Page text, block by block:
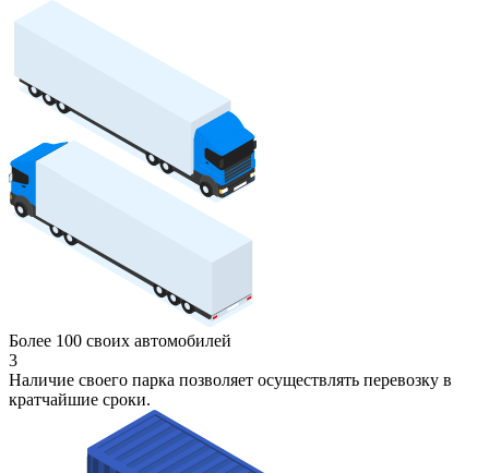
Более 100 своих автомобилей
3
Наличие своего парка позволяет осуществлять перевозку в
кратчайшие сроки.